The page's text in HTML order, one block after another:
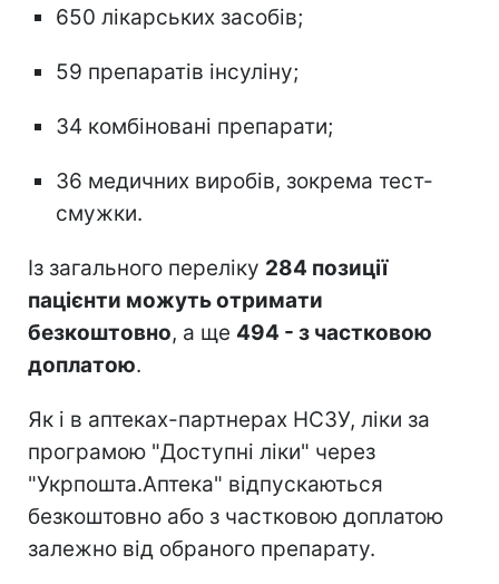
650 лікарських засобів;
59 препаратів інсуліну;
34 комбіновані препарати;
36 медичних виробів, зокрема тест-
смужки.
Із загального переліку 284 позиції
пацієнти можуть отримати
безкоштовно, а ще 494 - з частковою
доплатою.
Як і в аптеках-партнерах НСЗУ, ліки за
програмою "Доступні ліки" через
"Укрпошта.Аптека" відпускаються
безкоштовно або з частковою доплатою
залежно від обраного препарату.